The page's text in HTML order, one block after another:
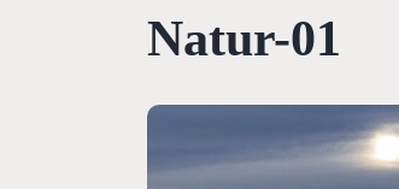
Natur-01